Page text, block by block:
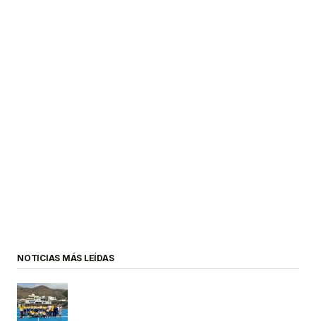
NOTICIAS MÁS LEÍDAS